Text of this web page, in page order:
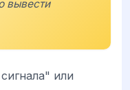
вывести
или